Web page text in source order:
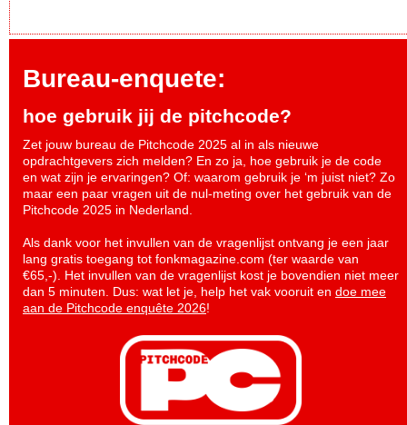
Bureau-enquete:
hoe gebruik jij de pitchcode?
Zet jouw bureau de Pitchcode 2025 al in als nieuwe
opdrachtgevers zich melden? En zo ja, hoe gebruik je de code
en wat zijn je ervaringen? Of: waarom gebruik je ‘m juist niet? Zo
maar een paar vragen uit de nul-meting over het gebruik van de
Pitchcode 2025 in Nederland.
Als dank voor het invullen van de vragenlijst ontvang je een jaar
lang gratis toegang tot fonkmagazine.com (ter waarde van
€65,-). Het invullen van de vragenlijst kost je bovendien niet meer
dan 5 minuten. Dus: wat let je, help het vak vooruit en doe mee
aan de Pitchcode enquête 2026!